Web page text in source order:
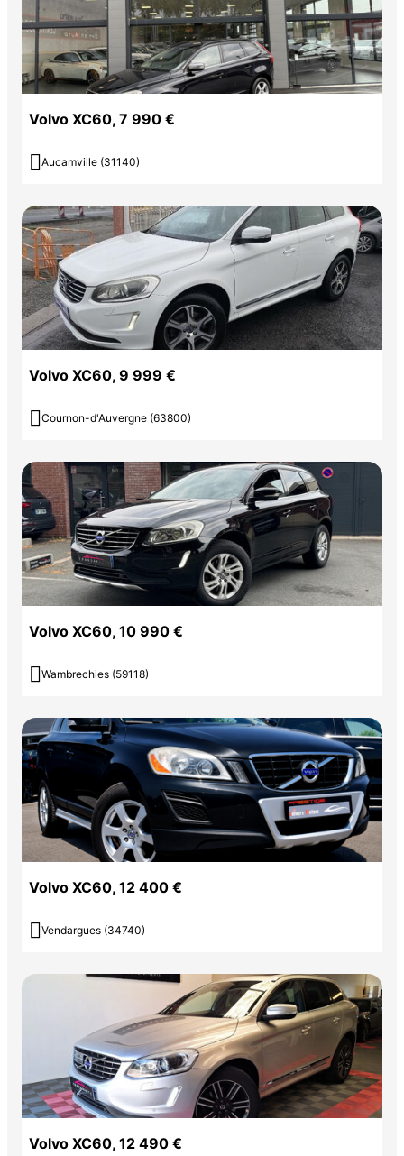
Volvo XC60, 7 990 €
 Aucamville (31140)
Volvo XC60, 9 999 €
 Cournon-d'Auvergne (63800)
Volvo XC60, 10 990 €
 Wambrechies (59118)
Volvo XC60, 12 400 €
 Vendargues (34740)
Volvo XC60, 12 490 €